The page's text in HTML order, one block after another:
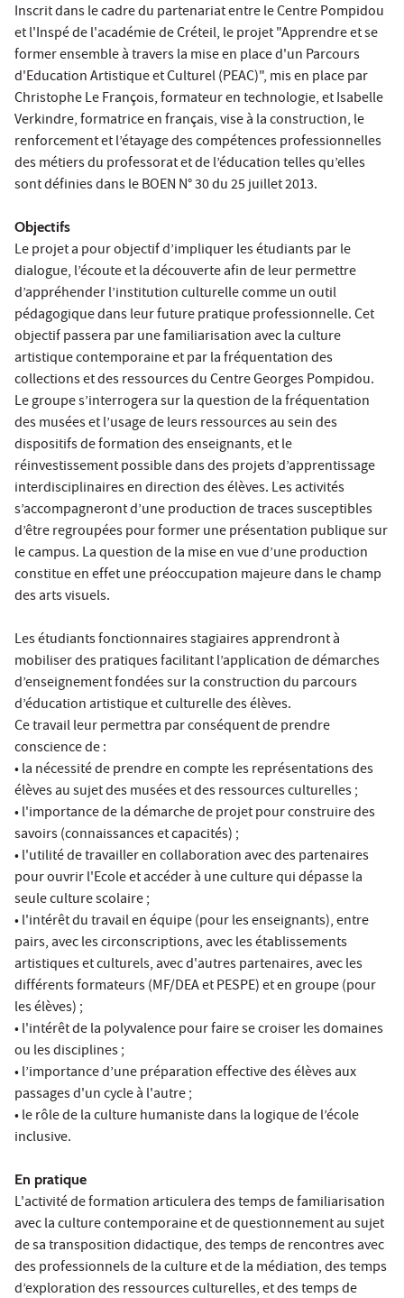
Inscrit dans le cadre du partenariat entre le Centre Pompidou
et l'Inspé de l'académie de Créteil, le projet "Apprendre et se
former ensemble à travers la mise en place d'un Parcours
d'Education Artistique et Culturel (PEAC)", mis en place par
Christophe Le François, formateur en technologie, et Isabelle
Verkindre, formatrice en français, vise à la construction, le
renforcement et l’étayage des compétences professionnelles
des métiers du professorat et de l’éducation telles qu’elles
sont définies dans le BOEN N° 30 du 25 juillet 2013.
Objectifs
Le projet a pour objectif d’impliquer les étudiants par le
dialogue, l’écoute et la découverte afin de leur permettre
d’appréhender l’institution culturelle comme un outil
pédagogique dans leur future pratique professionnelle. Cet
objectif passera par une familiarisation avec la culture
artistique contemporaine et par la fréquentation des
collections et des ressources du Centre Georges Pompidou.
Le groupe s’interrogera sur la question de la fréquentation
des musées et l’usage de leurs ressources au sein des
dispositifs de formation des enseignants, et le
réinvestissement possible dans des projets d’apprentissage
interdisciplinaires en direction des élèves. Les activités
s’accompagneront d’une production de traces susceptibles
d’être regroupées pour former une présentation publique sur
le campus. La question de la mise en vue d’une production
constitue en effet une préoccupation majeure dans le champ
des arts visuels.
Les étudiants fonctionnaires stagiaires apprendront à
mobiliser des pratiques facilitant l’application de démarches
d’enseignement fondées sur la construction du parcours
d’éducation artistique et culturelle des élèves.
Ce travail leur permettra par conséquent de prendre
conscience de :
• la nécessité de prendre en compte les représentations des
élèves au sujet des musées et des ressources culturelles ;
• l'importance de la démarche de projet pour construire des
savoirs (connaissances et capacités) ;
• l'utilité de travailler en collaboration avec des partenaires
pour ouvrir l'Ecole et accéder à une culture qui dépasse la
seule culture scolaire ;
• l'intérêt du travail en équipe (pour les enseignants), entre
pairs, avec les circonscriptions, avec les établissements
artistiques et culturels, avec d'autres partenaires, avec les
différents formateurs (MF/DEA et PESPE) et en groupe (pour
les élèves) ;
• l'intérêt de la polyvalence pour faire se croiser les domaines
ou les disciplines ;
• l’importance d’une préparation effective des élèves aux
passages d'un cycle à l'autre ;
• le rôle de la culture humaniste dans la logique de l’école
inclusive.
En pratique
L'activité de formation articulera des temps de familiarisation
avec la culture contemporaine et de questionnement au sujet
de sa transposition didactique, des temps de rencontres avec
des professionnels de la culture et de la médiation, des temps
d’exploration des ressources culturelles, et des temps de